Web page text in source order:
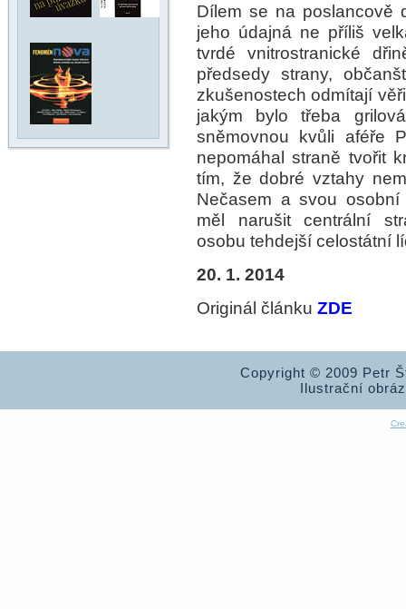
Dílem se na poslancově
jeho údajná ne příliš
tvrdé vnitrostranické
předsedy strany,
zkušenostech odmítají
jakým bylo třeba
sněmovnou kvůli aféře
nepomáhal straně tvořit
tím, že dobré vztahy
Nečasem a svou
měl narušit centrální
osobu tehdejší celostátní
20. 1. 2014
Originál článku ZDE
Copyright © 2009 Petr
Ilustrační